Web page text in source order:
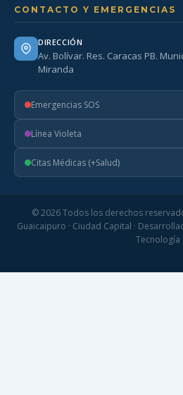
CONTACTO Y EMERGENCIAS
DIRECCIÓN
Av. Bolívar. Res. Caracas PB.
Miranda
Emergencias SOS
Línea Violeta
Citas Médicas (+Salud)
© 2026 Todos los derechos
Guaicaipuro · Ciudad Capital ·
Tecnología